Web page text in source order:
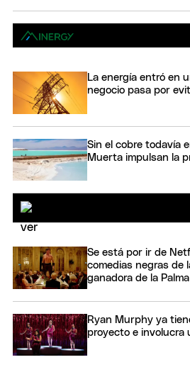
La energía entró en
negocio pasa por
Sin el cobre todavía
Muerta impulsan la
Se está por ir de
comedias negras de
ganadora de la
Ryan Murphy ya
proyecto e involucra